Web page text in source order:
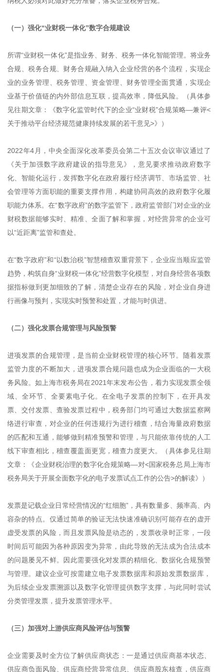
（一）强化“业财税一体化”数字合规建设
所谓“业财税一体化”是指业务、财务、税务一体化智能管理。将业务
合规、税务合规、财务合规融入纳入企业经营的各个流程，实现企
业的业务管理、税务管理、资金管理、财务管理全面贯通，实现企
业基于价值链的内外部信息互联，提高效率，降低风险。（具体参
见往期文章：《数字化监管时代下的企业“业财税”合规策略—兼评<
关于推动平台经济规范健康持续发展的若干意见>》）
2022年4月，中央全面深化改革委员会第二十五次会议审议通过了
《关于加强数字政府建设的指导意见》，意见要求推动政府数字
化、智能化运行，发挥数字化在政府履行经济调节、市场监管、社
会管理等方面职能的重要支撑作用，构建协同高效的政府数字化履
职能力体系。在“数字政府”的数字监管下，政府监管部门对企业的业
财税数据能够实时、精准、全面了解和掌握，对经营异常的企业可
以“近距离”监管和查处。
在“数字政府”和“以数治税”智慧稽查双重背景下，企业应当顺应监管
趋势，构筑自身“业财税一体化”经营数字化模型，对自身经营各项数
据指标做到更加细致的了解，清楚企业存在的风险，对企业自身进
行画像与预判，实现实时预警和处置，才能与时俱进。
（二）强化发票合规管理与风险预警
进项发票的合规管理，是当前企业财税管理的核心环节。随着发票
监管力度的不断加大，进项发票合规问题也成为企业面临的一大税
务风险。如上海市税务局在2021年末发布公告，着力实现发票全领
域、全环节、全要素电子化。在全电子发票的控制下，在开具发
票、交付发票、查验发票过程中，税务部门均可通过大数据监察网
络进行审查，对企业的任何违规行为进行稽查，结合海量政府数据
的匹配和互通，能够做到精准预警和管理，与只能依靠传统的人工
线下审查相比，稽查覆盖面更宽，稽查力度更大。（具体参见往期
文章：《企业财税治理的数字化合规策略—对<国家税务总局上海市
税务局关于开展全面数字化的电子发票试点工作的公告>的解读》）
发票是记载企业日常经营情况的“红细胞”，具有数量多、频率高、内
容杂的特点。仅通过简单的验证无法快速准确识别可能存在的虚开
虚受发票的风险，而且发票风险是动态的，发票收录时正常，一段
时间后可能因为各种原因变为异常，由此导致的无法成为合法成本
的问题屡见不鲜。因此需要强化对发票的精细化、数据化合规预警
与管理。建议企业可按需建立电子发票数据库和原始发票数据库，
为后续企业发票溯源以及数字化管理提供数字支撑，与此同时尝试
分类管理发票，提升发票管理水平。
（三）加强对上游供应商风险评估与预警
企业需要及时全方位了解供应商状态：一是通过供应商基本状态、
供应商负面风险、供应商经营异常信息、供应商股东核查，供应商